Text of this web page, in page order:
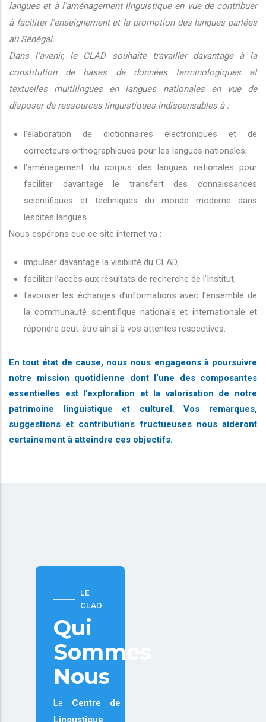
langues et à l’aménagement linguistique en vue de contribuer
à faciliter l’enseignement et la promotion des langues parlées
au Sénégal.
Dans l’avenir, le CLAD souhaite travailler davantage à la
constitution de bases de données terminologiques et
textuelles multilingues en langues nationales en vue de
disposer de ressources linguistiques indispensables à :
l’élaboration de dictionnaires électroniques et de
correcteurs orthographiques pour les langues nationales;
l’aménagement du corpus des langues nationales pour
faciliter davantage le transfert des connaissances
scientifiques et techniques du monde moderne dans
lesdites langues.
Nous espérons que ce site internet va :
impulser davantage la visibilité du CLAD,
faciliter l’accès aux résultats de recherche de l’Institut,
favoriser les échanges d’informations avec l’ensemble de
la communauté scientifique nationale et internationale et
répondre peut-être ainsi à vos attentes respectives.
En tout état de cause, nous nous engageons à poursuivre
notre mission quotidienne dont l’une des composantes
essentielles est l’exploration et la valorisation de notre
patrimoine linguistique et culturel. Vos remarques,
suggestions et contributions fructueuses nous aideront
certainement à atteindre ces objectifs.
LE
CLAD
Qui
Sommes
Nous
Le Centre de
Lingustique